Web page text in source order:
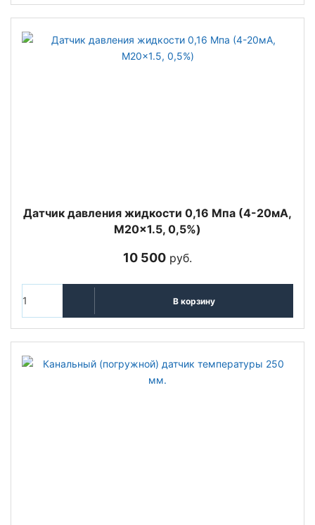
Датчик давления жидкости 0,16 Мпа (4-20мА,
M20x1.5, 0,5%)
10 500 руб.
В корзину